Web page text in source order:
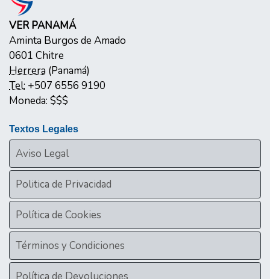
VER PANAMÁ
Aminta Burgos de Amado
0601 Chitre
Herrera (Panamá)
Tel: +507 6556 9190
Moneda: $$$
Textos Legales
Aviso Legal
Politica de Privacidad
Política de Cookies
Términos y Condiciones